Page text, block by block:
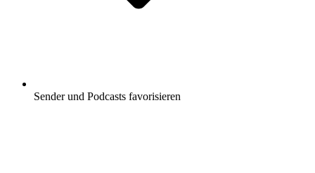
Sender und Podcasts favorisieren